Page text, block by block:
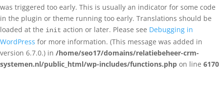
was triggered too early. This is usually an indicator for some code
in the plugin or theme running too early. Translations should be
loaded at the init action or later. Please see Debugging in
WordPress for more information. (This message was added in
version 6.7.0.) in /home/seo17/domains/relatiebeheer-crm-
systemen.nl/public_html/wp-includes/functions.php on line 6170